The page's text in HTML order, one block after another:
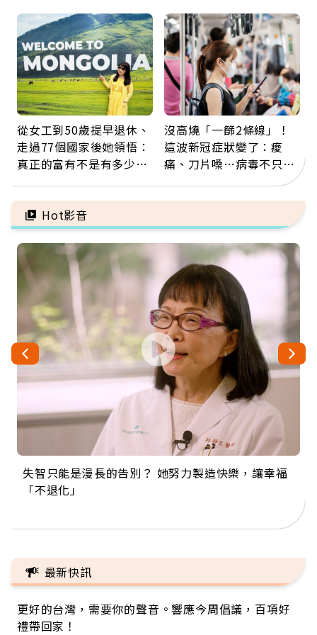
雷
從女工到50歲提早退休、
走過77個國家後她領悟：
真正的富有不是有多少
自由
沒高燒「一篩2條線」！
這波新冠症狀變了：痠
痛、刀片嗓…病毒不只攻
肺，三高族恐引發全身血
管發炎
Hot影音
失智只能是漫長的告別？ 她努力製造快樂，讓幸福
「不退化」
來自剛果的巧克力神父 為台灣奉獻36年 「台灣是我
的家，我連作夢都講台語！」
63歲卸矽谷副總、搬回台灣找快樂！「蛋黃哥小
丑」走進安養院，逗樂上萬爺奶：退休後才開始真
104歲打破金氏世界紀錄 成為全球最年長羽球選
手，分享長壽的秘密原來是「這個」
事業巔峰他選擇追夢…黑手阿伯拉小提琴還登上小
巨蛋！連CNN都大讚！
最新快訊
更好的台灣，需要你的聲音。響應今周倡議，百項好
禮帶回家！